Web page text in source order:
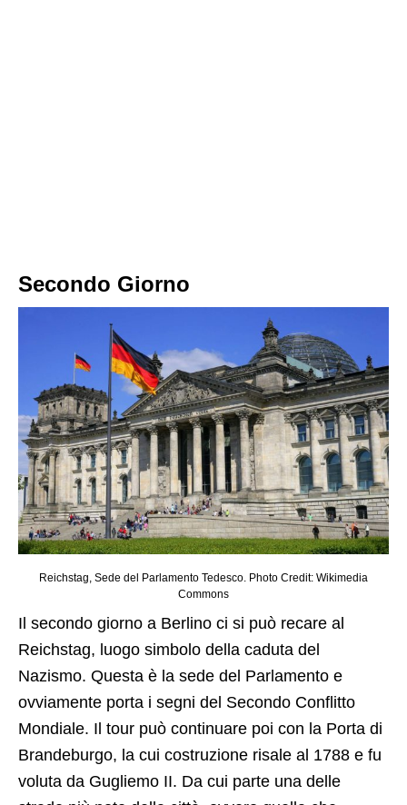
Secondo Giorno
Reichstag, Sede del Parlamento Tedesco. Photo Credit: Wikimedia
Commons
Il secondo giorno a Berlino ci si può recare al
Reichstag, luogo simbolo della caduta del
Nazismo. Questa è la sede del Parlamento e
ovviamente porta i segni del Secondo Conflitto
Mondiale. Il tour può continuare poi con la Porta di
Brandeburgo, la cui costruzione risale al 1788 e fu
voluta da Gugliemo II. Da cui parte una delle